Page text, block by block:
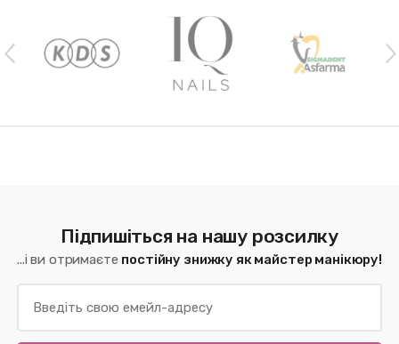
Підпишіться на нашу розсилку
...і ви отримаєте постійну знижку як майстер манікюру!